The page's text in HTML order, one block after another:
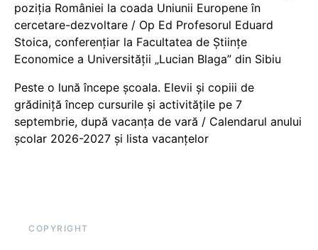
poziția României la coada Uniunii Europene în
cercetare-dezvoltare / Op Ed Profesorul Eduard
Stoica, conferențiar la Facultatea de Științe
Economice a Universității „Lucian Blaga” din Sibiu
Peste o lună începe școala. Elevii și copiii de
grădiniță încep cursurile și activitățile pe 7
septembrie, după vacanța de vară / Calendarul anului
școlar 2026-2027 și lista vacanțelor
COPYRIGHT